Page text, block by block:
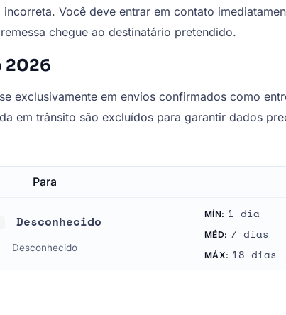
Você deve entrar em contato
chegue ao destinatário pretendido.
2026
exclusivamente em envios confirmados como
em trânsito são excluídos para garantir dados
Para
Desconhecido
Desconhecido
MÍN: 1 dia
MÉD: 7 dias
MÁX: 18 dias